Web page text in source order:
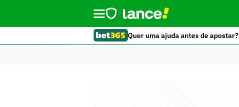
Quer uma ajuda antes de apostar?